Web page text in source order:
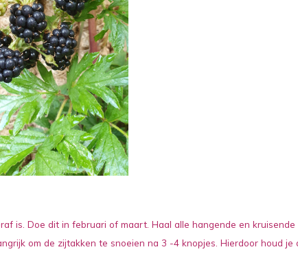
is. Doe dit in februari of maart. Haal alle hangende en
om de zijtakken te snoeien na 3 -4 knopjes. Hierdoor houd je